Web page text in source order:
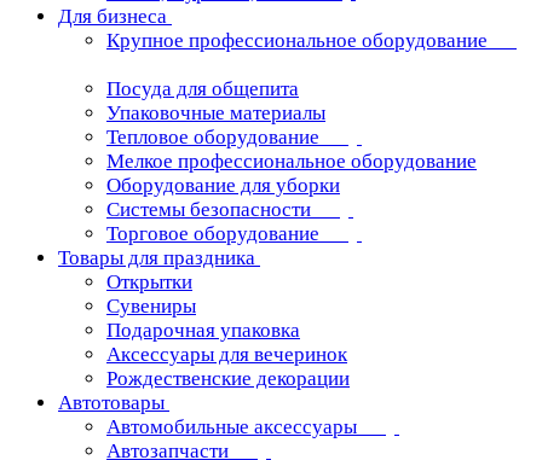
Для бизнеса
Крупное профессиональное оборудование
Посуда для общепита
Упаковочные материалы
Тепловое оборудование
Мелкое профессиональное оборудование
Оборудование для уборки
Системы безопасности
Торговое оборудование
Товары для праздника
Открытки
Сувениры
Подарочная упаковка
Аксессуары для вечеринок
Рождественские декорации
Автотовары
Автомобильные аксессуары
Автозапчасти